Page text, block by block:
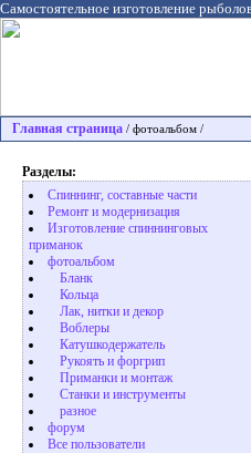
Самостоятельное изготовление
Главная страница / фотоальбом /
Разделы:
Спиннинг, составные части
Ремонт и модернизация
Изготовление спиннинговых
приманок
фотоальбом
Бланк
Кольца
Лак, нитки и декор
Воблеры
Катушкодержатель
Рукоять и форгрип
Приманки и монтаж
Станки и инструменты
разное
форум
Все пользователи